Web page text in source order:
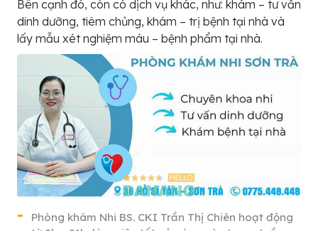
Bên cạnh đó, còn có dịch vụ khác, như: khám – tư vấn
dinh dưỡng, tiêm chủng, khám – trị bệnh tại nhà và
lấy mẫu xét nghiệm máu – bệnh phẩm tại nhà.
Phòng khám Nhi BS. CKI Trần Thị Chiên hoạt động